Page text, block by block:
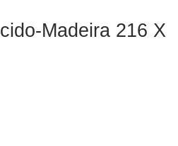
Madeira 216 X